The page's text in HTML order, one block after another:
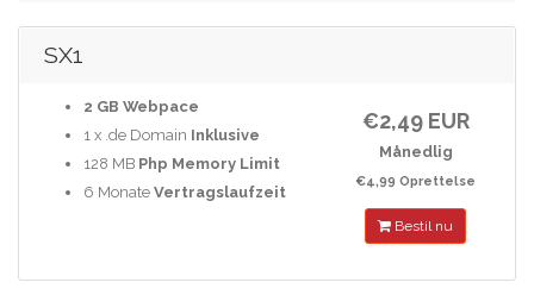
SX1
2 GB Webpace
1 x .de Domain Inklusive
128 MB Php Memory Limit
6 Monate Vertragslaufzeit
€2,49 EUR
Månedlig
€4,99 Oprettelse
Bestil nu